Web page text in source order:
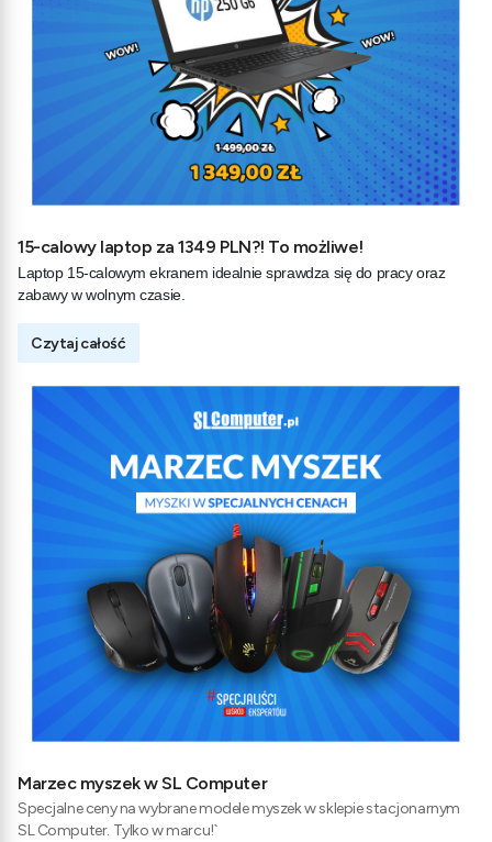
15-calowy laptop za 1349 PLN?! To możliwe!
Laptop 15-calowym ekranem idealnie sprawdza się do pracy oraz
zabawy w wolnym czasie.
Czytaj całość
Marzec myszek w SL Computer
Specjalne ceny na wybrane modele myszek w sklepie stacjonarnym
SL Computer. Tylko w marcu!`